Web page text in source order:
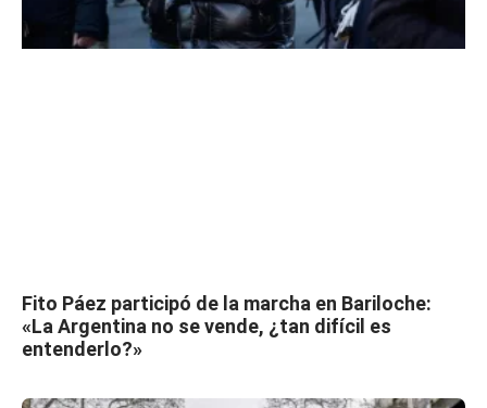
Fito Páez participó de la marcha en Bariloche:
«La Argentina no se vende, ¿tan difícil es
entenderlo?»